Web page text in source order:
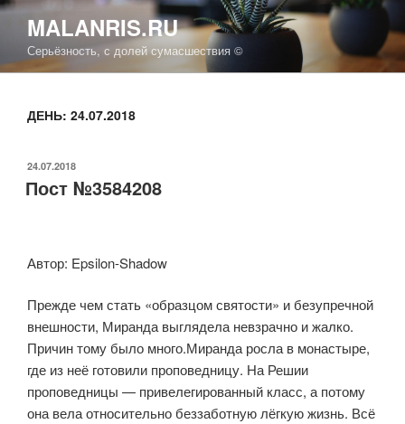
Перейти
содержимому
MALANRIS.RU
Серьёзность, с долей сумасшествия ©
ДЕНЬ: 24.07.2018
ОПУБЛИКОВАНО
24.07.2018
Пост №3584208
Автор: Epsilon-Shadow
Прежде чем стать «образцом святости» и безупречной
внешности, Миранда выглядела невзрачно и жалко.
Причин тому было много.Миранда росла в монастыре,
где из неё готовили проповедницу. На Решии
проповедницы — привелегированный класс, а потому
она вела относительно беззаботную лёгкую жизнь. Всё